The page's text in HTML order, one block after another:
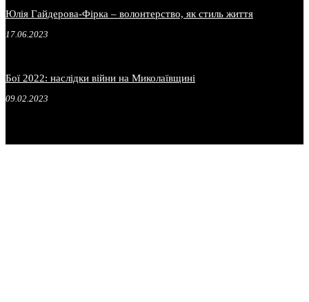
Юлія Гайдерова-Фірка – волонтерство, як стиль життя
17.06.2023
Бої 2022: наслідки війни на Миколаївщині
09.02.2023